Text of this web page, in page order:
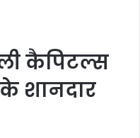
कैपिटल्स
शानदार